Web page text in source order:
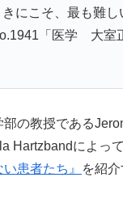
にこそ、最も難し
「医学 大室
の教授である
Hartzbandによっ
い患者たち』 を紹介